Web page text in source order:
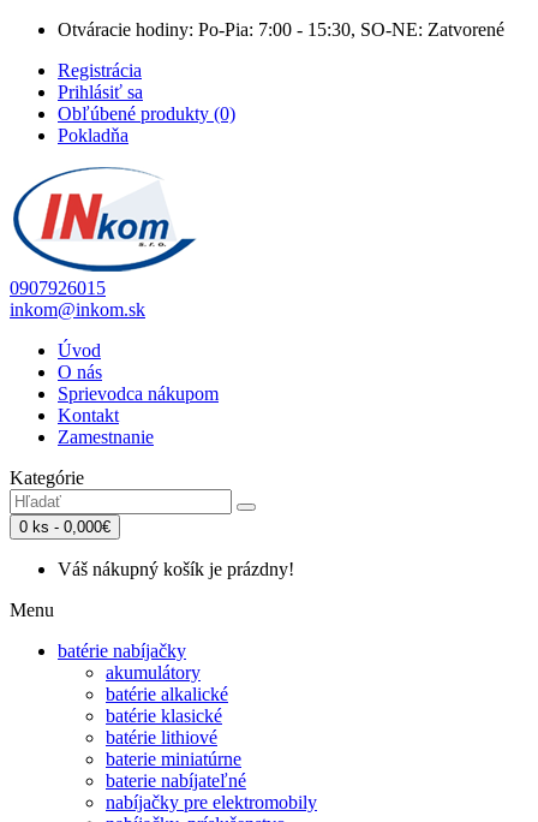
Otváracie hodiny: Po-Pia: 7:00 - 15:30, SO-NE: Zatvorené
Registrácia
Prihlásiť sa
Obľúbené produkty (0)
Pokladňa
0907926015
inkom@inkom.sk
Úvod
O nás
Sprievodca nákupom
Kontakt
Zamestnanie
Kategórie
0 ks - 0,000€
Váš nákupný košík je prázdny!
Menu
batérie nabíjačky
akumulátory
batérie alkalické
batérie klasické
batérie lithiové
baterie miniatúrne
baterie nabíjateľné
nabíjačky pre elektromobily